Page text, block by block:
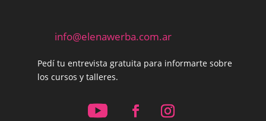
info@elenawerba.com.ar
Pedí tu entrevista gratuita para informarte sobre
los cursos y talleres.